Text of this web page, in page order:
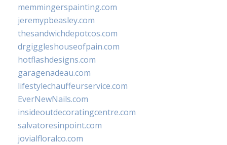
memmingerspainting.com
jeremypbeasley.com
thesandwichdepotcos.com
drgiggleshouseofpain.com
hotflashdesigns.com
garagenadeau.com
lifestylechauffeurservice.com
EverNewNails.com
insideoutdecoratingcentre.com
salvatoresinpoint.com
jovialfloralco.com